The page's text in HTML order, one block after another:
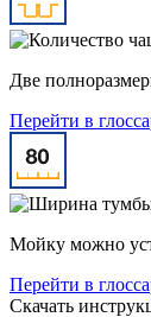
Две
Перейти в
Мойку можно
Перейти в
Скачать